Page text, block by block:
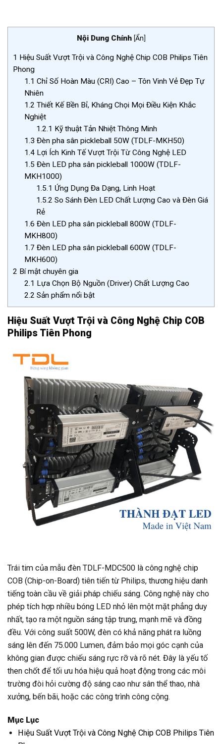
Nội Dung Chính [Ẩn]
1 Hiệu Suất Vượt Trội và Công Nghệ Chip COB Philips Tiên
Phong
1.1 Chỉ Số Hoàn Màu (CRI) Cao – Tôn Vinh Vẻ Đẹp Tự
Nhiên
1.2 Thiết Kế Bền Bỉ, Kháng Chọi Mọi Điều Kiện Khắc
Nghiệt
1.2.1 Kỹ thuật Tản Nhiệt Thông Minh
1.3 Đèn pha sân pickleball 50W (TDLF-MKH50)
1.4 Lợi Ích Kinh Tế Vượt Trội Từ Công Nghệ LED
1.5 Đèn LED pha sân pickleball 1000W (TDLF-
MKH1000)
1.5.1 Ứng Dụng Đa Dạng, Linh Hoạt
1.5.2 So Sánh Đèn LED Chất Lượng Cao và Đèn Giá
Rẻ
1.6 Đèn LED pha sân pickleball 800W (TDLF-
MKH800)
1.7 Đèn LED pha sân pickleball 600W (TDLF-
MKH600)
2 Bí mật chuyên gia
2.1 Lựa Chọn Bộ Nguồn (Driver) Chất Lượng Cao
2.2 Sản phẩm nổi bật
Hiệu Suất Vượt Trội và Công Nghệ Chip COB
Philips Tiên Phong
Trái tim của mẫu đèn TDLF-MDC500 là công nghệ chip
COB (Chip-on-Board) tiên tiến từ Philips, thương hiệu danh
tiếng toàn cầu về giải pháp chiếu sáng. Công nghệ này cho
phép tích hợp nhiều bóng LED nhỏ lên một mặt phẳng duy
nhất, tạo ra một nguồn sáng tập trung, mạnh mẽ và đồng
đều. Với công suất 500W, đèn có khả năng phát ra luồng
sáng lên đến 75.000 Lumen, đảm bảo mọi góc cạnh của
không gian được chiếu sáng rực rỡ và rõ nét. Đây là yếu tố
then chốt để tối ưu hóa hiệu quả hoạt động trong các môi
trường đòi hỏi cường độ sáng cao như sân thể thao, nhà
xưởng, bến bãi, hoặc các công trình công cộng.
Mục Lục
Hiệu Suất Vượt Trội và Công Nghệ Chip COB Philips Tiên